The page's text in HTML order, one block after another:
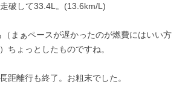
破して33.4L。(13.6km/L)
まぁペースが遅かったのが燃費にはいい方
ちょっとしたものですね。
距離行も終了。お粗末でした。